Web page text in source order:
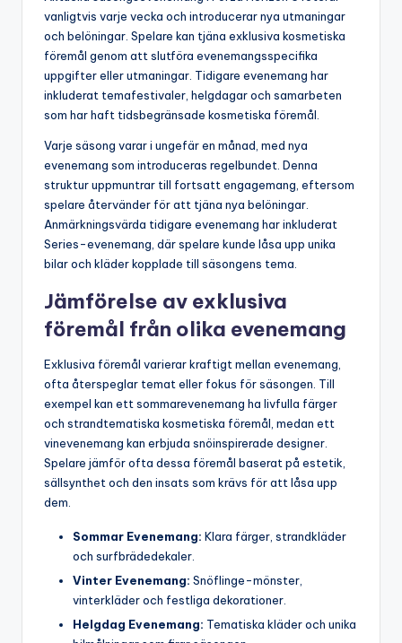
vanligtvis varje vecka och introducerar nya utmaningar
och belöningar. Spelare kan tjäna exklusiva kosmetiska
föremål genom att slutföra evenemangsspecifika
uppgifter eller utmaningar. Tidigare evenemang har
inkluderat temafestivaler, helgdagar och samarbeten
som har haft tidsbegränsade kosmetiska föremål.
Varje säsong varar i ungefär en månad, med nya
evenemang som introduceras regelbundet. Denna
struktur uppmuntrar till fortsatt engagemang, eftersom
spelare återvänder för att tjäna nya belöningar.
Anmärkningsvärda tidigare evenemang har inkluderat
Series-evenemang, där spelare kunde låsa upp unika
bilar och kläder kopplade till säsongens tema.
Jämförelse av exklusiva
föremål från olika evenemang
Exklusiva föremål varierar kraftigt mellan evenemang,
ofta återspeglar temat eller fokus för säsongen. Till
exempel kan ett sommarevenemang ha livfulla färger
och strandtematiska kosmetiska föremål, medan ett
vinevenemang kan erbjuda snöinspirerade designer.
Spelare jämför ofta dessa föremål baserat på estetik,
sällsynthet och den insats som krävs för att låsa upp
dem.
Sommar Evenemang: Klara färger, strandkläder
och surfbrädedekaler.
Vinter Evenemang: Snöflinge-mönster,
vinterkläder och festliga dekorationer.
Helgdag Evenemang: Tematiska kläder och unika